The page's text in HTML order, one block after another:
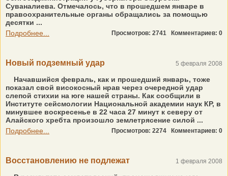
Суваналиева. Отмечалось, что в прошедшем январе в
правоохранительные органы обращались за помощью
десятки ...
Подробнее...
Просмотров: 2741 Комментариев: 0
Новый подземный удар 5 февраля 2008
Начавшийся февраль, как и прошедший январь, тоже
показал свой високосный нрав через очередной удар
слепой стихии на юге нашей страны. Как сообщили в
Институте сейсмологии Национальной академии наук КР, в
минувшее воскресенье в 22 часа 27 минут к северу от
Алайского хребта произошло землетрясение силой ...
Подробнее...
Просмотров: 2274 Комментариев: 0
Восстановлению не подлежат 1 февраля 2008